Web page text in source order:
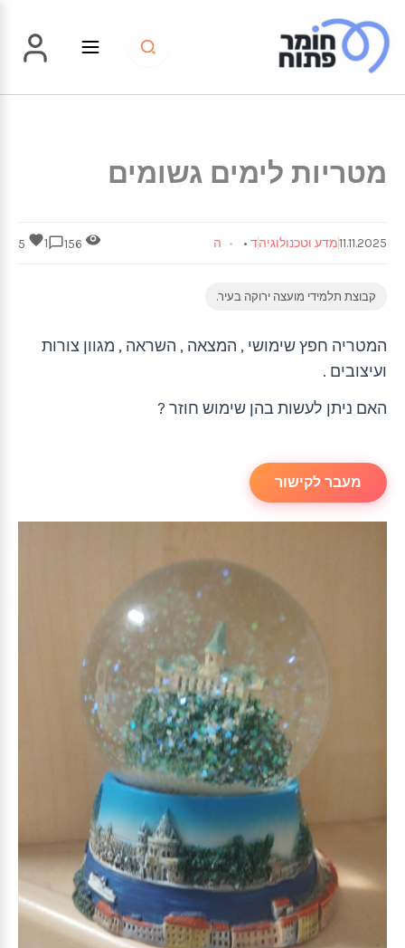
לתוכן
מטריות לימים גשומים
11.11.2025מדע וטכנולוגיהד • ה 1
קבוצת תלמידי מועצה ירוקה בעיר.
המטריה חפץ שימושי , המצאה , השראה , מגוון צורות
ועיצובים .
האם ניתן לעשות בהן שימוש חוזר ?
מעבר לקישור